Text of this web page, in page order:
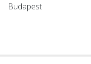
Budapest